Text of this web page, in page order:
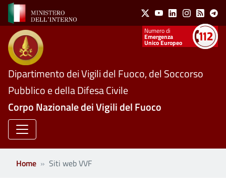
Salta al contenuto principale Social Menu
X YoutubeLinkedinInstagram
Feed
Numeri utili
Emergenza
Unico Europeo
Dipartimento dei Vigili del Fuoco, del Soccorso
Pubblico e della Difesa Civile
Corpo Nazionale dei Vigili del Fuoco
Home Siti web VVF